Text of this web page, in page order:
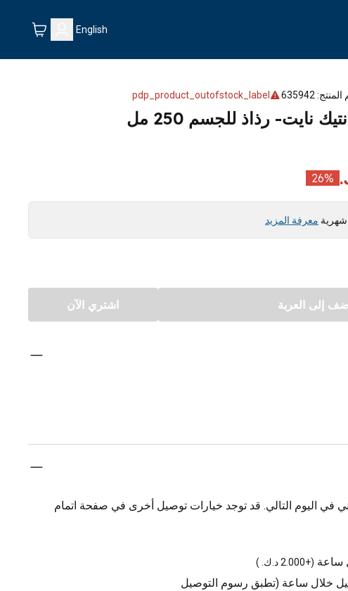
English
المنتج:
635942
pdp_product_outofstock_label
نايت- رذاذ للجسم 250 مل
26%
معرفة المزيد
أضف إلى العربة اشتري الآن
في اليوم التالي. قد توجد خيارات توصيل أخرى في صفحة اتمام
ساعة (+2.000 د.ك. )
خلال ساعة (تطبق رسوم التوصيل